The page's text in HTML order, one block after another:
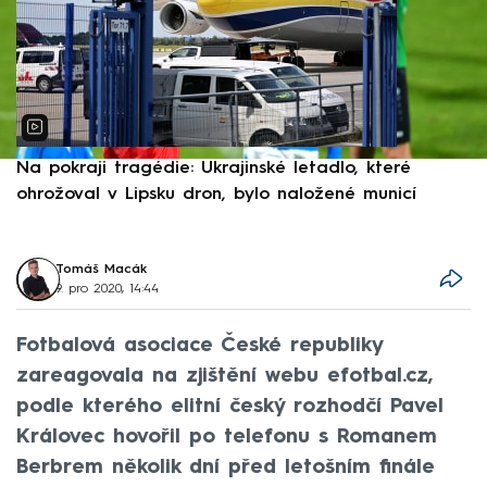
Na pokraji tragédie: Ukrajinské letadlo, které
ohrožoval v Lipsku dron, bylo naložené municí
Tomáš Macák
9. pro 2020, 14:44
Fotbalová asociace České republiky
zareagovala na zjištění webu efotbal.cz,
podle kterého elitní český rozhodčí Pavel
Královec hovořil po telefonu s Romanem
Berbrem několik dní před letošním finále